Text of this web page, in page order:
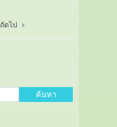
ถัดไป
ค้นหา